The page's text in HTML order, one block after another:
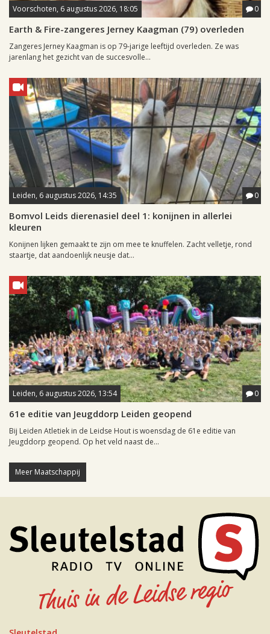
Voorschoten, 6 augustus 2026, 18:05 0
Earth & Fire-zangeres Jerney Kaagman (79) overleden
Zangeres Jerney Kaagman is op 79-jarige leeftijd overleden. Ze was
jarenlang het gezicht van de succesvolle...
Leiden, 6 augustus 2026, 14:35 0
Bomvol Leids dierenasiel deel 1: konijnen in allerlei
kleuren
Konijnen lijken gemaakt te zijn om mee te knuffelen. Zacht velletje, rond
staartje, dat aandoenlijk neusje dat...
Leiden, 6 augustus 2026, 13:54 0
61e editie van Jeugddorp Leiden geopend
Bij Leiden Atletiek in de Leidse Hout is woensdag de 61e editie van
Jeugddorp geopend. Op het veld naast de...
Meer Maatschappij